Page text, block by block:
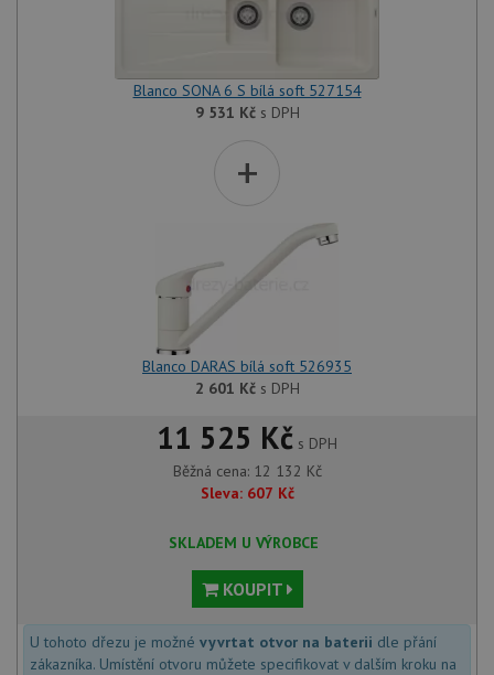
Blanco SONA 6 S bílá soft 527154
9 531 Kčs DPH
+
Blanco DARAS bílá soft 526935
2 601 Kčs DPH
11 525 Kč s DPH
Běžná cena: 12 132 Kč
Sleva: 607 Kč
SKLADEM U VÝROBCE
KOUPIT
U tohoto dřezu je možné vyvrtat otvor na baterii dle přání
zákazníka. Umístění otvoru můžete specifikovat v dalším kroku na